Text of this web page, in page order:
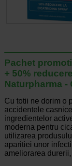
Pachet
+ 50%
Naturpharma -
Cu totii ne dorim o
accidentele
ingredientelor
moderna pentru
utilizarea
aparitiei unor
ameliorarea